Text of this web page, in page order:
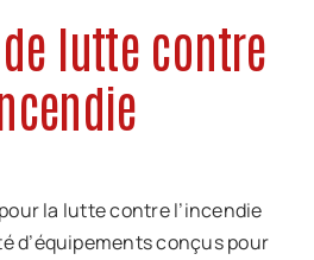
anti-incendie
formations
société
lutte contre
la lutte contre l’incendie
d’équipements conçus pour